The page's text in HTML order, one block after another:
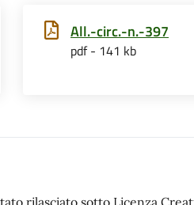
All.-circ.-n.-397
pdf - 141 kb
rilasciato sotto Licenza